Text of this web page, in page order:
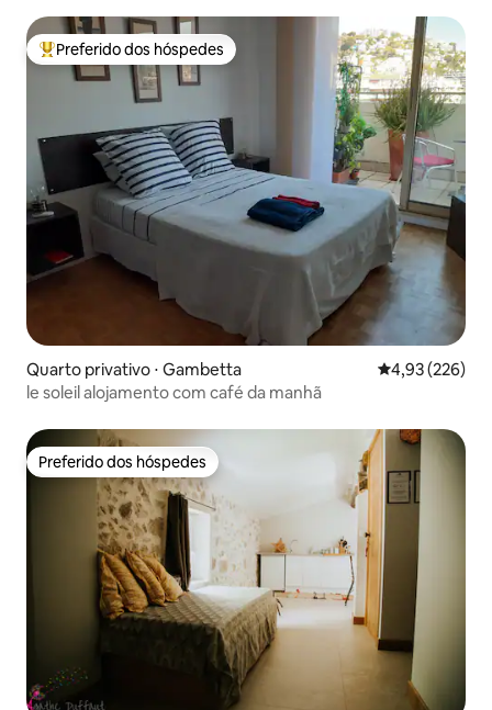
Entre os melhores preferidos dos hóspedes
Preferido dos hóspedes
Quarto privativo ⋅ Gambetta 4,93 de uma
4,93 (226)
le soleil alojamento com café da manhã
Preferido dos hóspedes
Preferido dos hóspedes